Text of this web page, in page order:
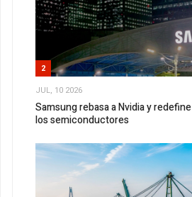
2
JUL, 10 2026
Samsung rebasa a Nvidia y
los semiconductores